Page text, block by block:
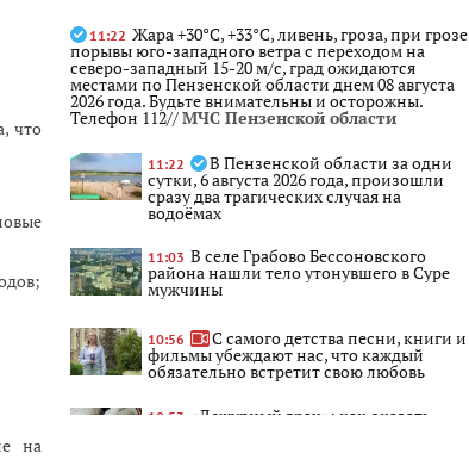
что
на
11:22 Жара +30°С, +33°С, ливень, гроза, при грозе
порывы юго-западного ветра с переходом на
северо-западный 15-20 м/с, град ожидаются
местами по Пензенской области днем 08 августа
2026 года. Будьте внимательны и осторожны.
Телефон 112//МЧС Пензенской области
11:22 В Пензенской области за одни
сутки, 6 августа 2026 года, произошли
сразу два трагических случая на
водоёмах
11:03 В селе Грабово Бессоновского
района нашли тело утонувшего в Суре
мужчины
10:56 С самого детства песни, книги и
фильмы убеждают нас, что каждый
обязательно встретит свою любовь
10:53 «Дежурный врач»: как оказать